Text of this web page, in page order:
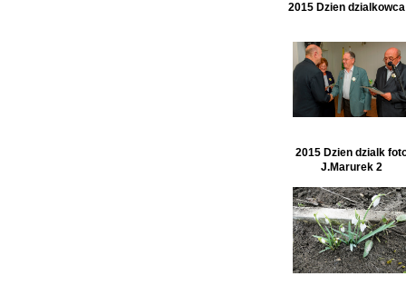
2015 Dzien
2015 Dzien dzialk
J.Marurek 2